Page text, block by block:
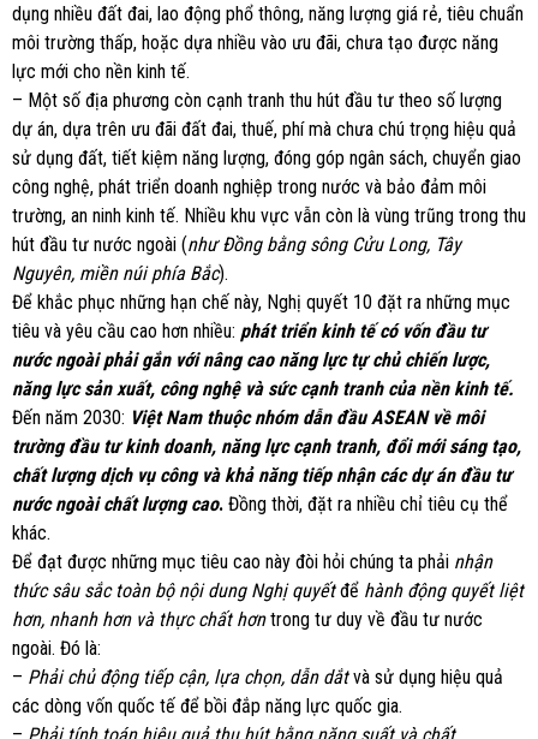
dụng nhiều đất đai, lao động phổ thông, năng lượng giá rẻ, tiêu chuẩn
môi trường thấp, hoặc dựa nhiều vào ưu đãi, chưa tạo được năng
lực mới cho nền kinh tế.
– Một số địa phương còn cạnh tranh thu hút đầu tư theo số lượng
dự án, dựa trên ưu đãi đất đai, thuế, phí mà chưa chú trọng hiệu quả
sử dụng đất, tiết kiệm năng lượng, đóng góp ngân sách, chuyển giao
công nghệ, phát triển doanh nghiệp trong nước và bảo đảm môi
trường, an ninh kinh tế. Nhiều khu vực vẫn còn là vùng trũng trong thu
hút đầu tư nước ngoài (như Đồng bằng sông Cửu Long, Tây
Nguyên, miền núi phía Bắc).
Để khắc phục những hạn chế này, Nghị quyết 10 đặt ra những mục
tiêu và yêu cầu cao hơn nhiều: phát triển kinh tế có vốn đầu tư
nước ngoài phải gắn với nâng cao năng lực tự chủ chiến lược,
năng lực sản xuất, công nghệ và sức cạnh tranh của nền kinh tế.
Đến năm 2030: Việt Nam thuộc nhóm dẫn đầu ASEAN về môi
trường đầu tư kinh doanh, năng lực cạnh tranh, đổi mới sáng tạo,
chất lượng dịch vụ công và khả năng tiếp nhận các dự án đầu tư
nước ngoài chất lượng cao. Đồng thời, đặt ra nhiều chỉ tiêu cụ thể
khác.
Để đạt được những mục tiêu cao này đòi hỏi chúng ta phải nhận
thức sâu sắc toàn bộ nội dung Nghị quyếtđể hành động quyết liệt
hơn, nhanh hơn và thực chất hơntrong tư duy về đầu tư nước
ngoài. Đó là:
– Phải chủ động tiếp cận, lựa chọn, dẫn dắtvà sử dụng hiệu quả
các dòng vốn quốc tế để bồi đắp năng lực quốc gia.
– Phải tính toán hiệu quả thu hút bằng năng suất và chất